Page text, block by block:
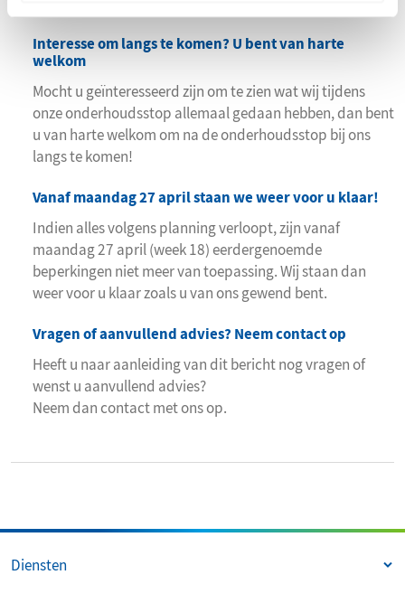
Interesse om langs te komen? U bent van harte
welkom
Mocht u geïnteresseerd zijn om te zien wat wij tijdens
onze onderhoudsstop allemaal gedaan hebben, dan bent
u van harte welkom om na de onderhoudsstop bij ons
langs te komen!
Vanaf maandag 27 april staan we weer voor u klaar!
Indien alles volgens planning verloopt, zijn vanaf
maandag 27 april (week 18) eerdergenoemde
beperkingen niet meer van toepassing. Wij staan dan
weer voor u klaar zoals u van ons gewend bent.
Vragen of aanvullend advies? Neem contact op
Heeft u naar aanleiding van dit bericht nog vragen of
wenst u aanvullend advies?
Neem dan contact met ons op.
Diensten